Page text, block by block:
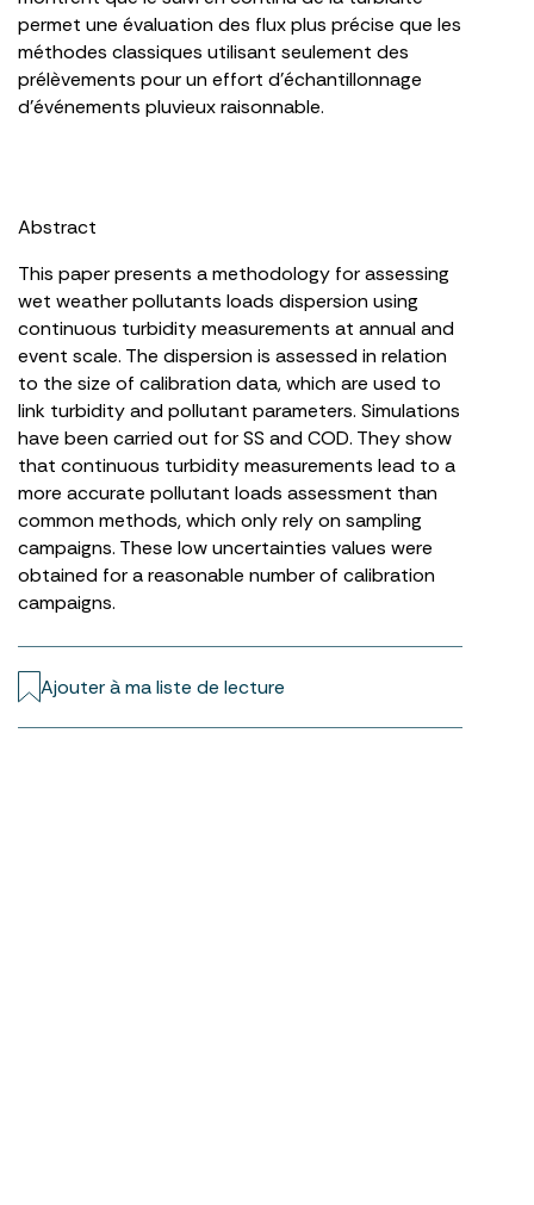
permet une évaluation des flux plus précise que les
méthodes classiques utilisant seulement des
prélèvements pour un effort d’échantillonnage
d’événements pluvieux raisonnable.
Abstract
This paper presents a methodology for assessing
wet weather pollutants loads dispersion using
continuous turbidity measurements at annual and
event scale. The dispersion is assessed in relation
to the size of calibration data, which are used to
link turbidity and pollutant parameters. Simulations
have been carried out for SS and COD. They show
that continuous turbidity measurements lead to a
more accurate pollutant loads assessment than
common methods, which only rely on sampling
campaigns. These low uncertainties values were
obtained for a reasonable number of calibration
campaigns.
Ajouter à ma liste de lecture